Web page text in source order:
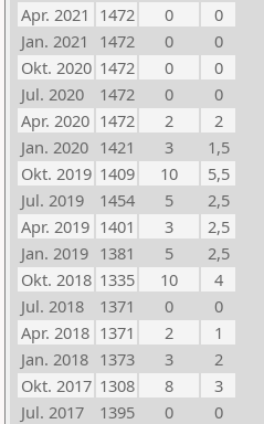
Apr. 2021 1472 0
0
Jan. 2021
1472 0
0
Okt. 2020 1472 0
0
Jul. 2020
1472 0
0
Apr. 2020 1472 2
2
Jan. 2020 1421 3
1,5
Okt. 2019 1409 10
5,5
Jul. 2019
1454 5
2,5
Apr. 2019 1401 3
2,5
Jan. 2019 1381 5
2,5
Okt. 2018 1335 10
4
Jul. 2018
1371 0
0
Apr. 2018 1371 2
1
Jan. 2018 1373 3
2
Okt. 2017 1308 8
3
Jul. 2017
1395 0
0